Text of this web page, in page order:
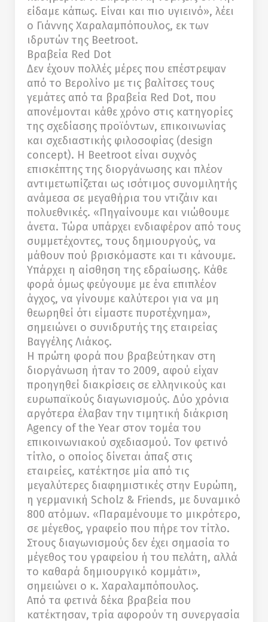
είδαμε κάπως. Είναι και πιο υγιεινό», λέει
ο Γιάννης Χαραλαμπόπουλος, εκ των
ιδρυτών της Beetroot.
Βραβεία Red Dot
Δεν έχουν πολλές μέρες που επέστρεψαν
από το Βερολίνο με τις βαλίτσες τους
γεμάτες από τα βραβεία Red Dot, που
απονέμονται κάθε χρόνο στις κατηγορίες
της σχεδίασης προϊόντων, επικοινωνίας
και σχεδιαστικής φιλοσοφίας (design
concept). Η Beetroot είναι συχνός
επισκέπτης της διοργάνωσης και πλέον
αντιμετωπίζεται ως ισότιμος συνομιλητής
ανάμεσα σε μεγαθήρια του ντιζάιν και
πολυεθνικές. «Πηγαίνουμε και νιώθουμε
άνετα. Τώρα υπάρχει ενδιαφέρον από τους
συμμετέχοντες, τους δημιουργούς, να
μάθουν πού βρισκόμαστε και τι κάνουμε.
Υπάρχει η αίσθηση της εδραίωσης. Κάθε
φορά όμως φεύγουμε με ένα επιπλέον
άγχος, να γίνουμε καλύτεροι για να μη
θεωρηθεί ότι είμαστε πυροτέχνημα»,
σημειώνει ο συνιδρυτής της εταιρείας
Βαγγέλης Λιάκος.
Η πρώτη φορά που βραβεύτηκαν στη
διοργάνωση ήταν το 2009, αφού είχαν
προηγηθεί διακρίσεις σε ελληνικούς και
ευρωπαϊκούς διαγωνισμούς. Δύο χρόνια
αργότερα έλαβαν την τιμητική διάκριση
Agency of the Year στον τομέα του
επικοινωνιακού σχεδιασμού. Τον φετινό
τίτλο, ο οποίος δίνεται άπαξ στις
εταιρείες, κατέκτησε μία από τις
μεγαλύτερες διαφημιστικές στην Ευρώπη,
η γερμανική Scholz & Friends, με δυναμικό
800 ατόμων. «Παραμένουμε το μικρότερο,
σε μέγεθος, γραφείο που πήρε τον τίτλο.
Στους διαγωνισμούς δεν έχει σημασία το
μέγεθος του γραφείου ή του πελάτη, αλλά
το καθαρά δημιουργικό κομμάτι»,
σημειώνει ο κ. Χαραλαμπόπουλος.
Από τα φετινά δέκα βραβεία που
κατέκτησαν, τρία αφορούν τη συνεργασία